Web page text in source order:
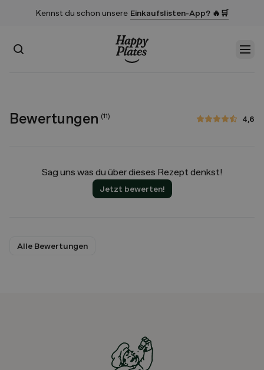
Kennst du schon unsere Einkaufslisten-App? 🔥🛒
Suchen
Bewertungen (11) 4,6
4,6 von 5 Sternen
Sag uns was du über dieses Rezept denkst!
Jetzt bewerten!
Alle Bewertungen